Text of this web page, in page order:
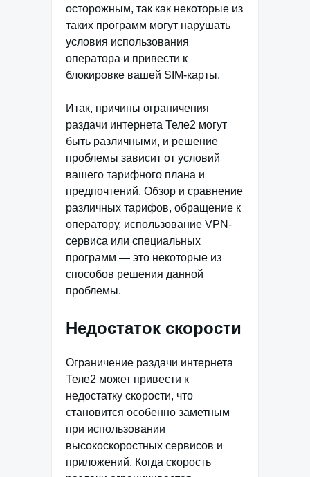
осторожным, так как некоторые из
таких программ могут нарушать
условия использования
оператора и привести к
блокировке вашей SIM-карты.
Итак, причины ограничения
раздачи интернета Теле2 могут
быть различными, и решение
проблемы зависит от условий
вашего тарифного плана и
предпочтений. Обзор и сравнение
различных тарифов, обращение к
оператору, использование VPN-
сервиса или специальных
программ — это некоторые из
способов решения данной
проблемы.
Недостаток скорости
Ограничение раздачи интернета
Теле2 может привести к
недостатку скорости, что
становится особенно заметным
при использовании
высокоскоростных сервисов и
приложений. Когда скорость